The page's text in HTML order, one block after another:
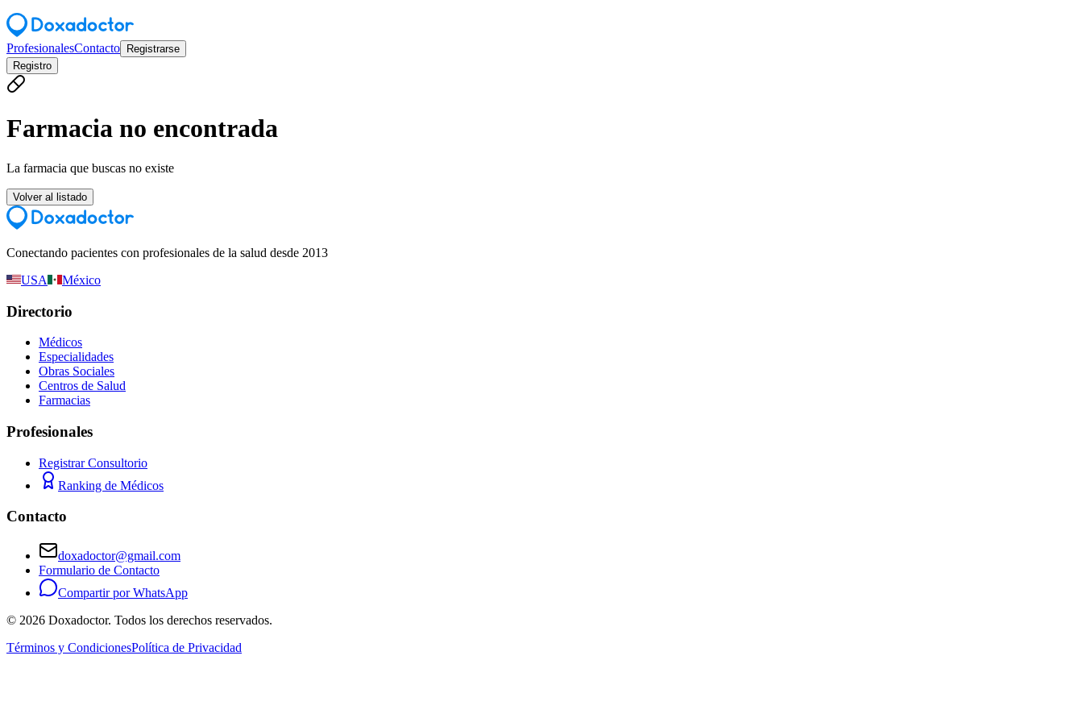
ProfesionalesContacto
Registrarse
Registro
Farmacia no encontrada
La farmacia que buscas no existe
Volver al listado
Conectando pacientes con profesionales de la salud desde 2013
USA
México
Directorio
Médicos
Especialidades
Obras Sociales
Centros de Salud
Farmacias
Profesionales
Registrar Consultorio
Ranking de Médicos
Contacto
doxadoctor@gmail.com
Formulario de Contacto
Compartir por WhatsApp
© 2026 Doxadoctor. Todos los derechos reservados.
Términos y CondicionesPolítica de Privacidad